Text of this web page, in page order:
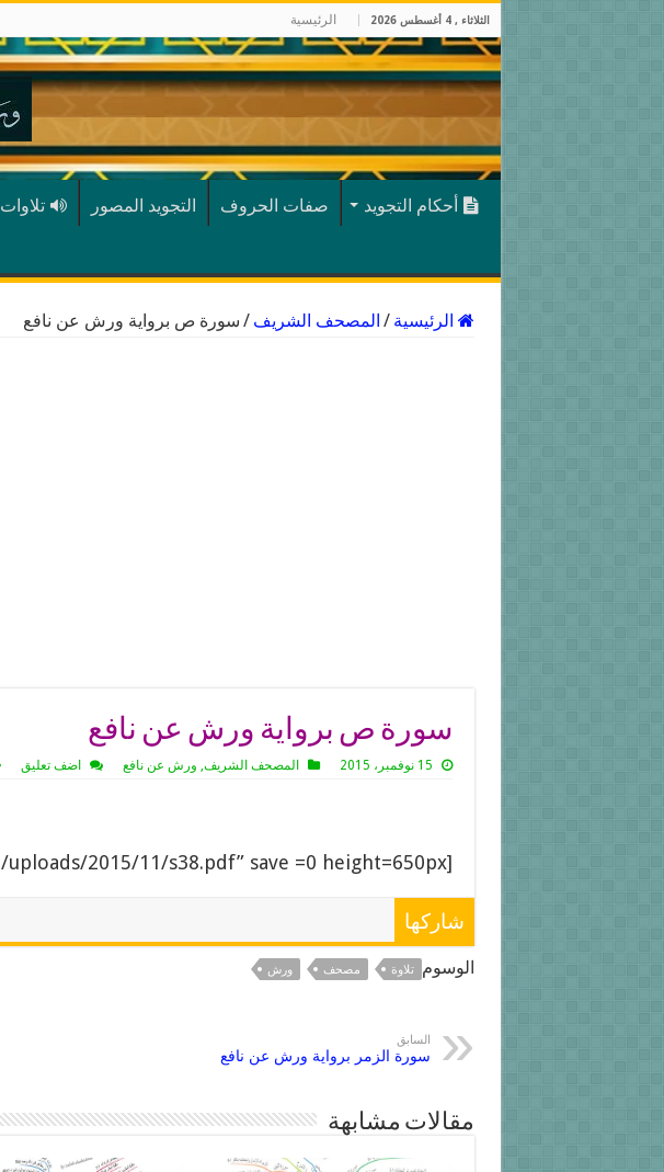
الثلاثاء , 4 أغسطس 2026 الرئيسية
أحكام التجويد صفات الحروف التجويد المصور تلاوات
الرئيسية / المصحف الشريف / سورة ص برواية ورش عن نافع
سورة ص برواية ورش عن نافع
15 نوفمبر، 2015 المصحف الشريف, ورش عن نافع اضف تعليق
[gview file=”https://xn--pgbej3hk.com/wp-content/uploads/2015/11/s38.pdf” save =0 height=650px]
شاركها
الوسوم تلاوة مصحف ورش
السابق
سورة الزمر برواية ورش عن نافع
مقالات مشابهة